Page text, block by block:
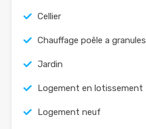
Cellier
Chauffage poêle a granules
Jardin
Logement en lotissement
Logement neuf